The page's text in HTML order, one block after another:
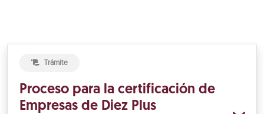
Trámite
Proceso para la certificación de
Empresas de Diez Plus